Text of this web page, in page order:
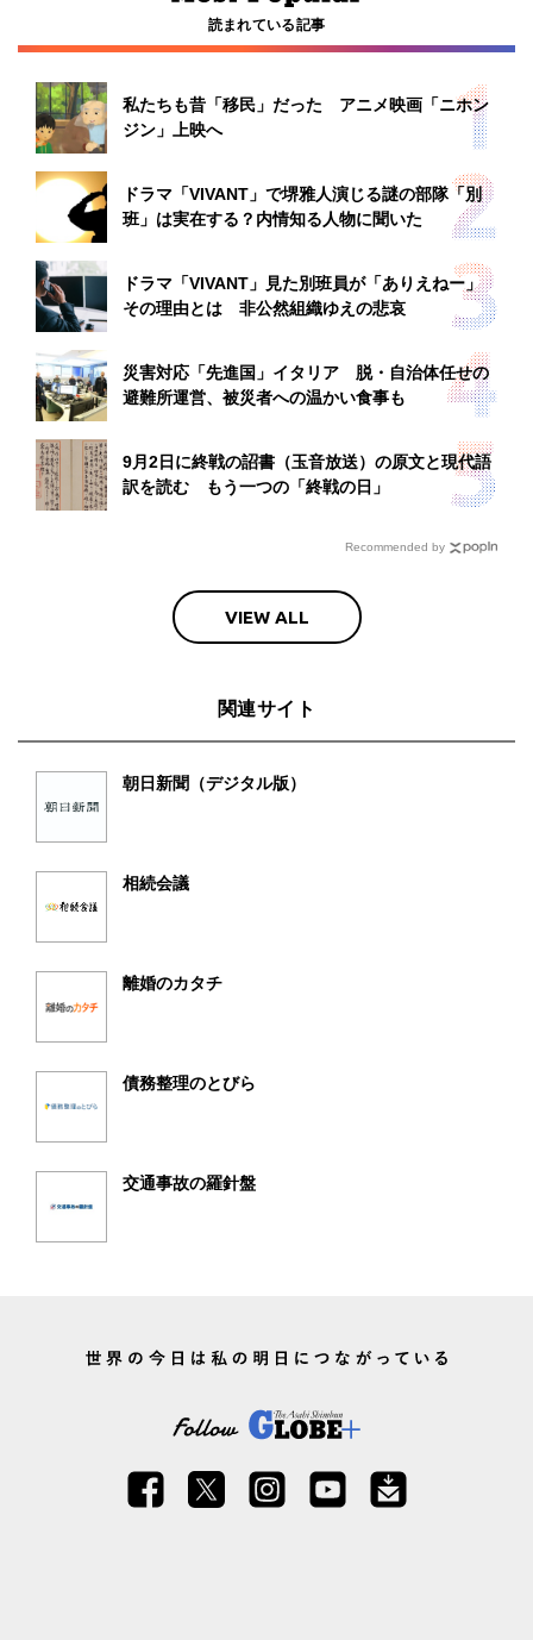
読まれている記事
私たちも昔「移民」だった アニメ映画「ニホン
ジン」上映へ
ドラマ「VIVANT」で堺雅人演じる謎の部隊「別
班」は実在する？内情知る人物に聞いた
ドラマ「VIVANT」見た別班員が「ありえねー」
その理由とは 非公然組織ゆえの悲哀
災害対応「先進国」イタリア 脱・自治体任せの
避難所運営、被災者への温かい食事も
9月2日に終戦の詔書（玉音放送）の原文と現代語
訳を読む もう一つの「終戦の日」
Recommended by
VIEW ALL
関連サイト
朝日新聞（デジタル版）
相続会議
離婚のカタチ
債務整理のとびら
交通事故の羅針盤